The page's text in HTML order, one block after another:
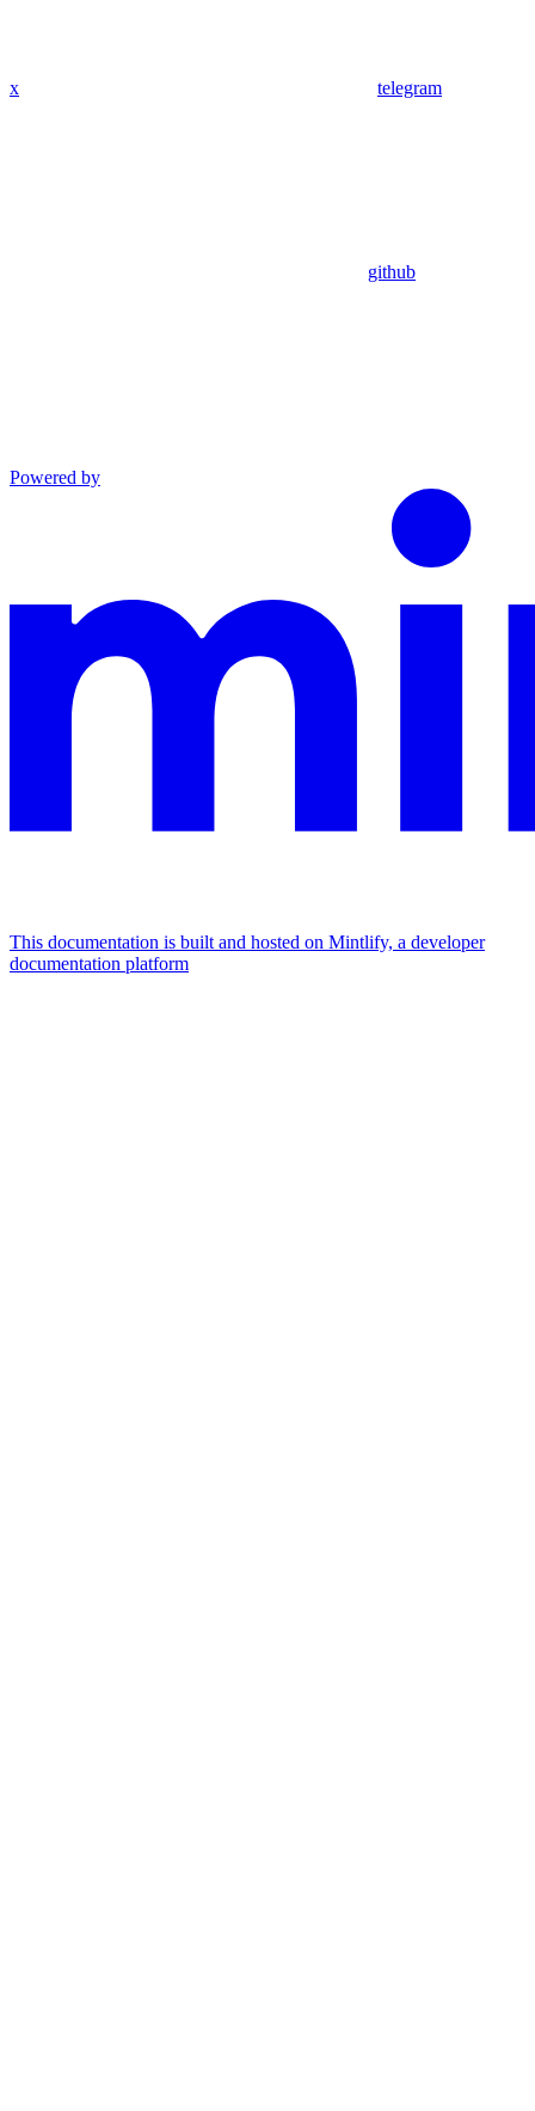
x telegram
github
Powered by
This documentation is built and hosted on Mintlify, a developer
documentation platform